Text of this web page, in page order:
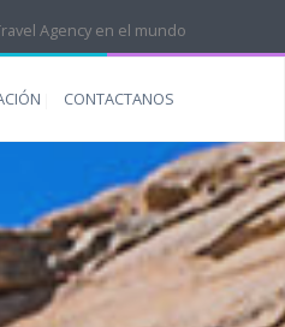
Agency en el mundo
CONTACTANOS